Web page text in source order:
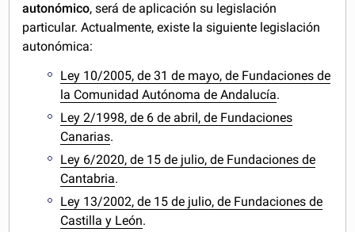
autonómico, será de aplicación su legislación
particular. Actualmente, existe la siguiente legislación
autonómica:
Ley 10/2005, de 31 de mayo, de Fundaciones de
la Comunidad Autónoma de Andalucía.
Ley 2/1998, de 6 de abril, de Fundaciones
Canarias.
Ley 6/2020, de 15 de julio, de Fundaciones de
Cantabria.
Ley 13/2002, de 15 de julio, de Fundaciones de
Castilla y León.